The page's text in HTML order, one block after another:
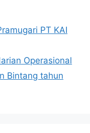
PT KAI
Operasional
Bintang tahun